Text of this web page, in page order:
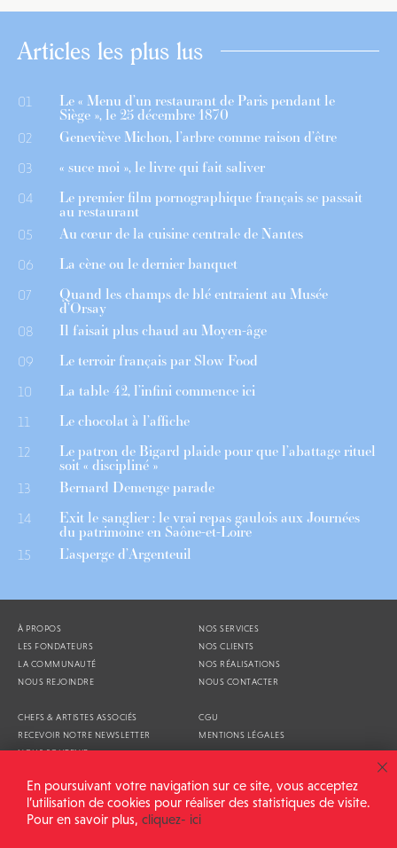
Articles les plus lus
01 Le « Menu d’un restaurant de Paris pendant le
Siège », le 25 décembre 1870
02 Geneviève Michon, l’arbre comme raison d’être
03 « suce moi », le livre qui fait saliver
04 Le premier film pornographique français se passait
au restaurant
05 Au cœur de la cuisine centrale de Nantes
06 La cène ou le dernier banquet
07 Quand les champs de blé entraient au Musée
d’Orsay
08 Il faisait plus chaud au Moyen-âge
09 Le terroir français par Slow Food
10 La table 42, l’infini commence ici
11 Le chocolat à l’affiche
12 Le patron de Bigard plaide pour que l’abattage rituel
soit « discipliné »
13 Bernard Demenge parade
14 Exit le sanglier : le vrai repas gaulois aux Journées
du patrimoine en Saône-et-Loire
15 L’asperge d’Argenteuil
À PROPOS
LES FONDATEURS
LA COMMUNAUTÉ
NOUS REJOINDRE
NOS SERVICES
NOS CLIENTS
NOS RÉALISATIONS
NOUS CONTACTER
CHEFS & ARTISTES ASSOCIÉS
RECEVOIR NOTRE NEWSLETTER
NOUS SOUTENIR
CGU
MENTIONS LÉGALES
ALIMENTATION GÉNÉRALE © 2026
En poursuivant votre navigation sur ce site, vous acceptez
l’utilisation de cookies pour réaliser des statistiques de visite.
Pour en savoir plus, cliquez- ici